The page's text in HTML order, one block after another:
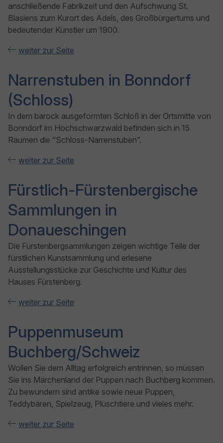
anschließende Fabrikzeit und den Aufschwung St.
Blasiens zum Kurort des Adels, des Großbürgertums und
bedeutender Künstler um 1900.
weiter zur Seite
Narrenstuben in Bonndorf
(Schloss)
In dem barock ausgeformten Schloß in der Ortsmitte von
Bonndorf im Hochschwarzwald befinden sich in 15
Räumen die “Schloss-Narrenstuben”.
weiter zur Seite
Fürstlich-Fürstenbergische
Sammlungen in
Donaueschingen
Die Fürstenbergsammlungen zeigen wichtige Teile der
fürstlichen Kunstsammlung und erlesene
Ausstellungsstücke zur Geschichte und Kultur des
Hauses Fürstenberg.
weiter zur Seite
Puppenmuseum
Buchberg/Schweiz
Wollen Sie dem Alltag erfolgreich entrinnen, so müssen
Sie ins Märchenland der Puppen nach Buchberg kommen.
Zu bewundern sind antike sowie neue Puppen,
Teddybären, Spielzeug, Plüschtiere und vieles mehr.
weiter zur Seite